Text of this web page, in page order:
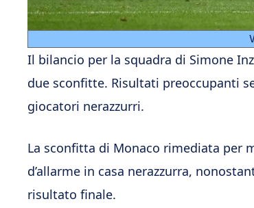
Il bilancio per la squadra di Simone
due sconfitte. Risultati preoccupanti
giocatori nerazzurri.
La sconfitta di Monaco rimediata per
d’allarme in casa nerazzurra,
risultato finale.